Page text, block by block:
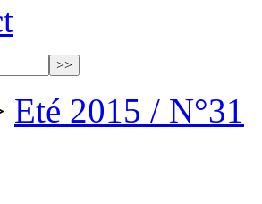
Eté 2015 / N°31